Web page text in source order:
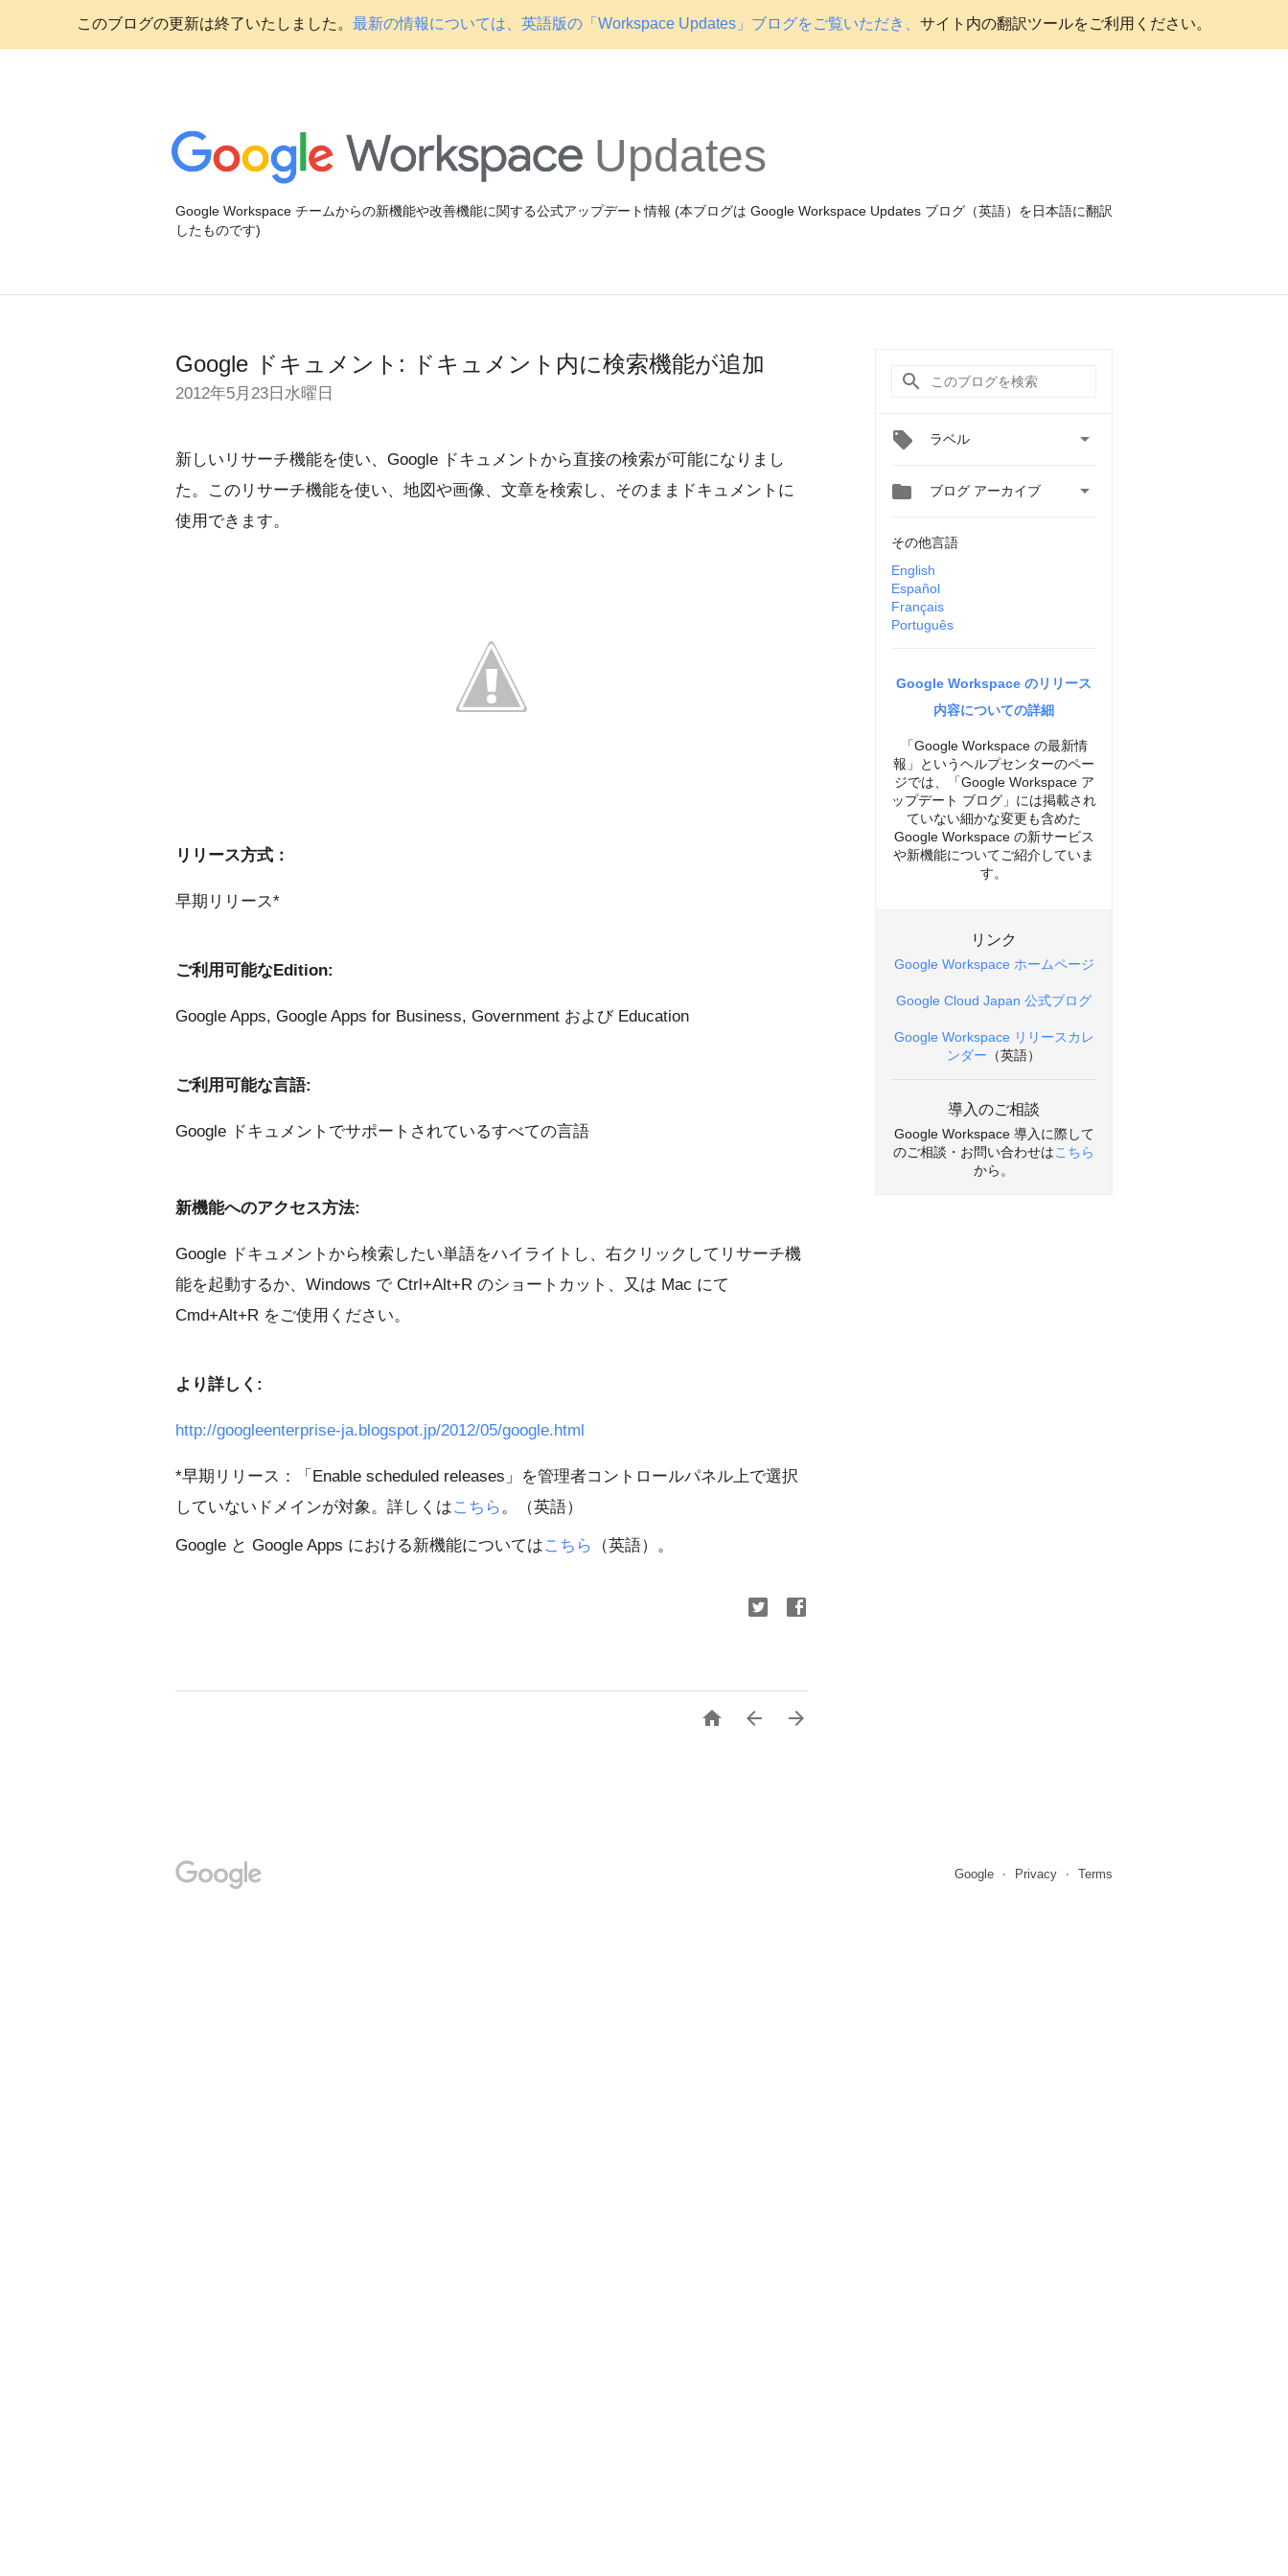
このブログの更新は終了いたしました。 最新の情報については、英語版の「Workspace Updates」ブログをご覧いただき、 サイト内の翻訳ツールをご利用ください。
Updates
Google Workspace チームからの新機能や改善機能に関する公式アップデート情報 (本ブログは Google Workspace Updates ブログ（英語）を日本語に翻訳
したものです)
Google ドキュメント: ドキュメント内に検索機能が追加
2012年5月23日水曜日
新しいリサーチ機能を使い、Google ドキュメントから直接の検索が可能になりまし
た。このリサーチ機能を使い、地図や画像、文章を検索し、そのままドキュメントに
使用できます。
リリース方式：
早期リリース*
ご利用可能なEdition:
Google Apps, Google Apps for Business, Government および Education
ご利用可能な言語:
Google ドキュメントでサポートされているすべての言語
新機能へのアクセス方法:
Google ドキュメントから検索したい単語をハイライトし、右クリックしてリサーチ機
能を起動するか、Windows で Ctrl+Alt+R のショートカット、又は Mac にて
Cmd+Alt+R をご使用ください。
より詳しく:
http://googleenterprise-ja.blogspot.jp/2012/05/google.html
*早期リリース：「Enable scheduled releases」を管理者コントロールパネル上で選択
していないドメインが対象。詳しくはこちら。（英語）
Google と Google Apps における新機能についてはこちら （英語）。
  
ラベル 
 ブログ アーカイブ 
その他言語
English
Español
Français
Português
Google Workspace のリリース
内容についての詳細
「Google Workspace の最新情
報」というヘルプセンターのペー
ジでは、「Google Workspace ア
ップデート ブログ」には掲載され
ていない細かな変更も含めた
Google Workspace の新サービス
や新機能についてご紹介していま
す。
リンク
Google Workspace ホームページ
Google Cloud Japan 公式ブログ
Google Workspace リリースカレ
ンダー （英語）
導入のご相談
Google Workspace 導入に際して
のご相談・お問い合わせはこちら
から。
Google Privacy Terms